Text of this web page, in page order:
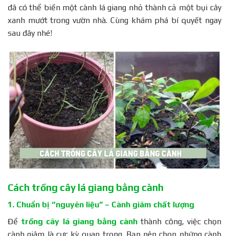
đã có thể biến một cành lá giang nhỏ thành cả một bụi cây
xanh mướt trong vườn nhà. Cùng khám phá bí quyết ngay
sau đây nhé!
Cách trồng cây lá giang bằng cành
1. Chuẩn bị “nguyên liệu” – Cành giâm chất lượng
Để trồng cây lá giang bằng cành thành công, việc chọn